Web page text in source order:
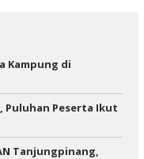
Kampung di
Puluhan Peserta Ikut
Tanjungpinang,